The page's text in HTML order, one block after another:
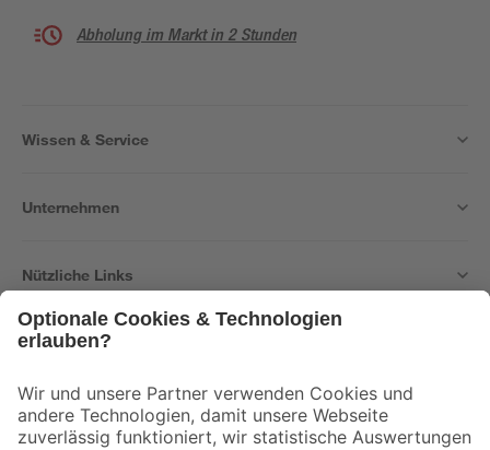
Abholung im Markt in 2 Stunden
Wissen & Service
Unternehmen
Nützliche Links
Der toom Newsletter: Keine Angebote und Aktionen mehr verpassen!
Zur Newsletter Anmeldung